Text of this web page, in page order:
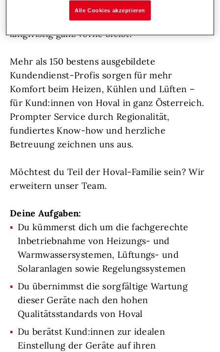
setzen und durch ihren vorausschauenden
Einsatz dafür sorgen, dass Hoval auch
langfristig ganz vorne bleibt.
Mehr als 150 bestens ausgebildete
Kundendienst-Profis sorgen für mehr
Komfort beim Heizen, Kühlen und Lüften –
für Kund:innen von Hoval in ganz Österreich.
Prompter Service durch Regionalität,
fundiertes Know-how und herzliche
Betreuung zeichnen uns aus.
Möchtest du Teil der Hoval-Familie sein? Wir
erweitern unser Team.
Deine Aufgaben:
Du kümmerst dich um die fachgerechte
Inbetriebnahme von Heizungs- und
Warmwassersystemen, Lüftungs- und
Solaranlagen sowie Regelungssystemen
Du übernimmst die sorgfältige Wartung
dieser Geräte nach den hohen
Qualitätsstandards von Hoval
Du berätst Kund:innen zur idealen
Einstellung der Geräte auf ihren
Alle Cookies akzeptieren